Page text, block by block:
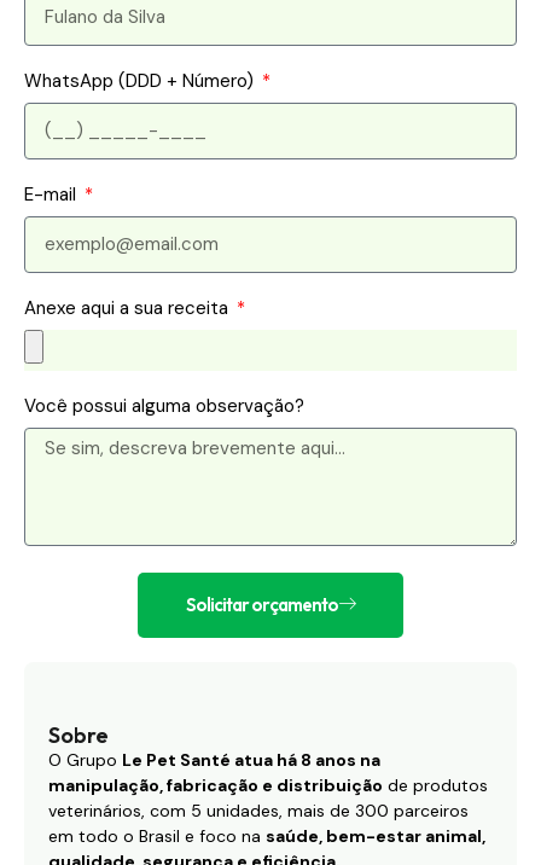
Sobre
O Grupo Le Pet Santé atua há 8 anos na
manipulação, fabricação e distribuição de produtos
veterinários, com 5 unidades, mais de 300 parceiros
em todo o Brasil e foco na saúde, bem-estar animal,
WhatsApp (DDD + Número)
E-mail
Anexe aqui a sua receita
Você possui alguma observação?
Solicitar orçamento